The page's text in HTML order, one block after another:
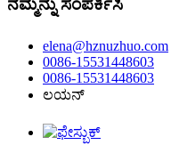
ನಮ್ಮನ್ನು ಸಂಪರ್ಕಿಸಿ
elena@hznuzhuo.com
0086-15531448603
0086-15531448603
ಲಯನ್